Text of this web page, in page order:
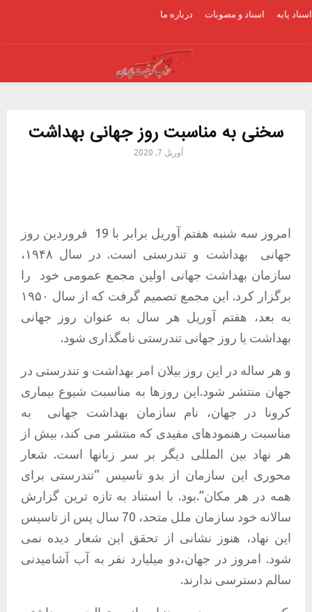
اسناد پایه اسناد و مصوبات درباره ما
PRIMARY
سخنی به مناسبت روز جهانی بهداشت
آوریل 7, 2020
امروز سه شنبه هفتم آوریل برابر با 19
فروردین روز
جهانی
بهداشت و تندرستی است. در سال ۱۹۴۸،
سازمان بهداشت جهانی اولین مجمع عمومی خود را
برگزار کرد. این مجمع تصمیم گرفت که از سال ۱۹۵۰
به بعد، هفتم آوریل هر سال به عنوان روز جهانی
بهداشت یا روز جهانی تندرستی نامگذاری شود.
و هر ساله در این روز بیلان امر بهداشت و تندرستی در
جهان منتشر شود.این روزها به مناسبت شیوع بیماری
کرونا در جهان، نام سازمان بهداشت جهانی
به
مناسبت رهنمودهای مفیدی که منتشر می کند، بیش از
هر نهاد بین المللی دیگر بر سر زبانها است. شعار
محوری این سازمان از بدو تاسیس “تندرستی برای
همه در هر مکان”.بود. با استناد به تازه ترین گزارش
سالانه خود سازمان ملل متحد، 70 سال پس از تاسیس
این نهاد، هنوز نشانی از تحقق این شعار دیده نمی
شود. امروز در جهان،دو میلیارد نفر به آب آشامیدنی
سالم دسترسی ندارند.